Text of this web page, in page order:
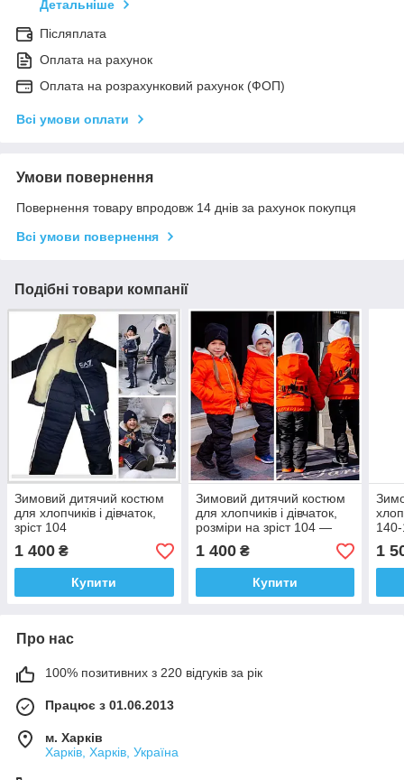
Детальніше
Післяплата
Оплата на рахунок
Оплата на розрахунковий рахунок (ФОП)
Всі умови оплати
Умови повернення
Повернення товару впродовж 14 днів за рахунок покупця
Всі умови повернення
Подібні товари компанії
Зимовий дитячий костюм
для хлопчиків і дівчаток,
зріст 104
1 400 ₴
Купити
Зимовий дитячий костюм
для хлопчиків і дівчаток,
розміри на зріст 104 —
1 400₴
Купити
1
Про нас
100% позитивних з 220 відгуків за рік
Працює з 01.06.2013
м. Харків
Харків, Харків, Україна